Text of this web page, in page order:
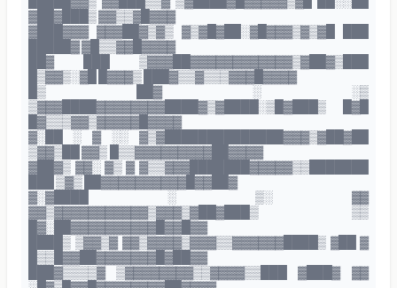
▓██▓███▒ ▓▓▒▒▓█▓▓▓
▓███▓▓▓ ▓▓▓██▓▒▓▒ ▓▒▓█▓██░▓█▓▓▓▒▓▒▓█ ███
█████▓ ▓█▒▒▓▓█▓▓▓▓
██▓ ███ ▒▓▓▓██▓▓▓▓▓▓▓▓▓▓▓▓▒▓██▓▒███
█▒▓▓▒░▓█ █▓▓▓▒ ███▓▒▒▓▒▒▒▓▓▓█▓▓▓▓
█▒ ██▓ ░ ░▒
▒▓▓▓████▓▓▓▓▓▓▓▓████▓▒▓████░▒█▓███▒ █▓█
█▓▒▒▒▓▓▒▓▓▓▓▓█▓▓▓▓
▓░██ ░ ▓ ░░ ▓▒▓██████████████▓▓▓▒▓██▓██
▒▓▓▒██ ▓▓▒ █▒▒▓▓▓▓▓▓▓▓▓██▓▓▓▓
▓██▓▒ ▓▓░ ▓▒ ▓ ▓▒▒▓▓▓███████▓▓▓▓▓▒▒███████
███ ▒▓▒ ██▓▓▓▓▓▓▓▓▓▓█▓▓██▓
▓░▓████ ░ ▒░ ▓▓
▓▓▒▓▓▓▓▓▓▓▓▓▓▓▒▓▓▓▒▓██▓███▒ ▒▒
█▓░██▓▓▓▓▓▓▓▓▓▓█▓▓█▓▓
████▒ ▒▓▓▒▓ ▓▓▒▓▓▓▓▒▓▓▓▒▒▓▓▓▓▓▓████▒ ▓██ ▓
█▒▒█▓▓██▓▓▓▓▓▓▓█▓██▓▓
███▓▒▒▒▒▓ ▒▓▓▓▓▓▓▓▓▒▒▓▓▓▓▒▒███ ▓███▓ ▓▓